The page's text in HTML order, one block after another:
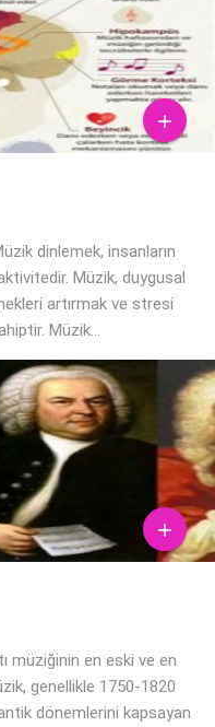

dinlemek, insanların
Müzik, duygusal
artırmak ve stresi
Müzik...

müziğinin en eski ve en
genellikle 1750-1820
dönemlerini kapsayan